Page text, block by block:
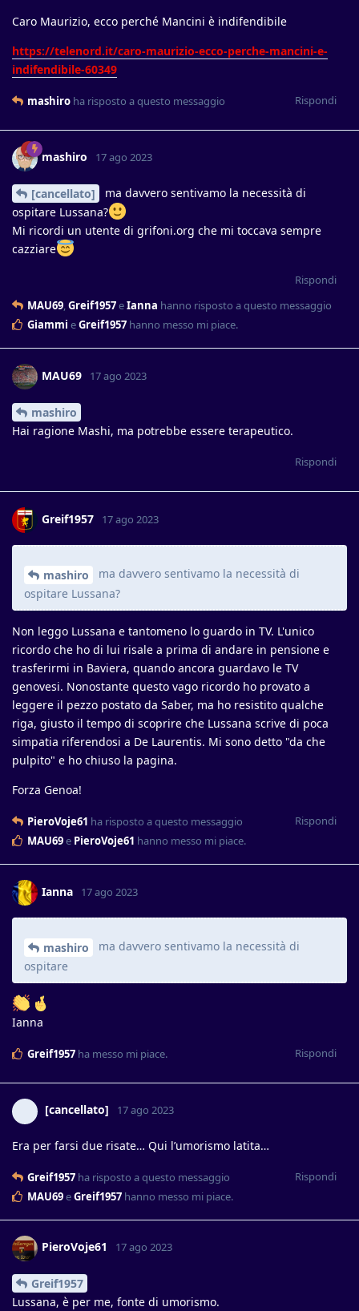
Caro Maurizio, ecco perché Mancini è indifendibile
https://telenord.it/caro-maurizio-ecco-perche-mancini-e-
indifendibile-60349
Rispondi
mashiro ha risposto a questo messaggio
mashiro 17 ago 2023
[cancellato]
ma davvero sentivamo la necessità di
ospitare Lussana?
Mi ricordi un utente di grifoni.org che mi toccava sempre
cazziare
Rispondi
MAU69,Greif1957eIanna hanno risposto a questo messaggio
Giammi eGreif1957 hanno messo mi piace.
MAU69 17 ago 2023
mashiro
Hai ragione Mashi, ma potrebbe essere terapeutico.
Rispondi
Greif1957 17 ago 2023
mashiro
ma davvero sentivamo la necessità di
ospitare Lussana?
Non leggo Lussana e tantomeno lo guardo in TV. L'unico
ricordo che ho di lui risale a prima di andare in pensione e
trasferirmi in Baviera, quando ancora guardavo le TV
genovesi. Nonostante questo vago ricordo ho provato a
leggere il pezzo postato da Saber, ma ho resistito qualche
riga, giusto il tempo di scoprire che Lussana scrive di poca
simpatia riferendosi a De Laurentis. Mi sono detto "da che
pulpito" e ho chiuso la pagina.
Forza Genoa!
Rispondi
PieroVoje61 ha risposto a questo messaggio
MAU69e PieroVoje61 hanno messo mi piace.
Ianna 17 ago 2023
mashiro
ma davvero sentivamo la necessità di
ospitare
Ianna
Rispondi
Greif1957 ha messo mi piace.
[cancellato] 17 ago 2023
Era per farsi due risate… Qui l’umorismo latita…
Rispondi
Greif1957 ha risposto a questo messaggio
MAU69eGreif1957 hanno messo mi piace.
PieroVoje61 17 ago 2023
Greif1957
Lussana, è per me, fonte di umorismo.